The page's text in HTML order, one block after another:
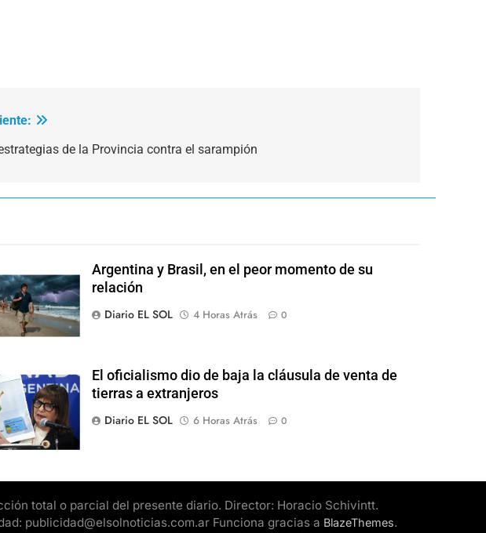
de la Provincia contra el sarampión
Argentina y Brasil, en el peor momento de su
relación
Diario EL SOL
4 Horas Atrás 0
El oficialismo dio de baja la cláusula de venta de
tierras a extranjeros
Diario EL SOL
6 Horas Atrás 0
total o parcial del presente diario. Director: Horacio Schivintt.
publicidad@elsolnoticias.com.ar Funciona gracias a BlazeThemes.